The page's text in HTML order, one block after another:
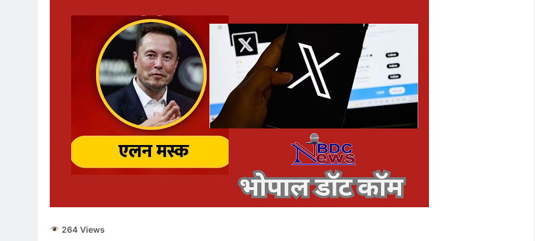
भारतीय शेयर बाजार में सकारात्मक शुरुआत, सेंसेक्स-निफ्टी हरे निशान पर खुले; क्रूड ऑयल में नरमी
August 6, 2026
6 अगस्त 2026 पंचांग, मूलांक और राशिफल: जानिए आज का दिन आपके लिए कैसा रहेगा
August 6, 2026
264 Views